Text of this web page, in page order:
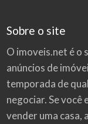
Sobre o site
O imoveis.net é o
anúncios de
temporada de
negociar. Se você
vender uma